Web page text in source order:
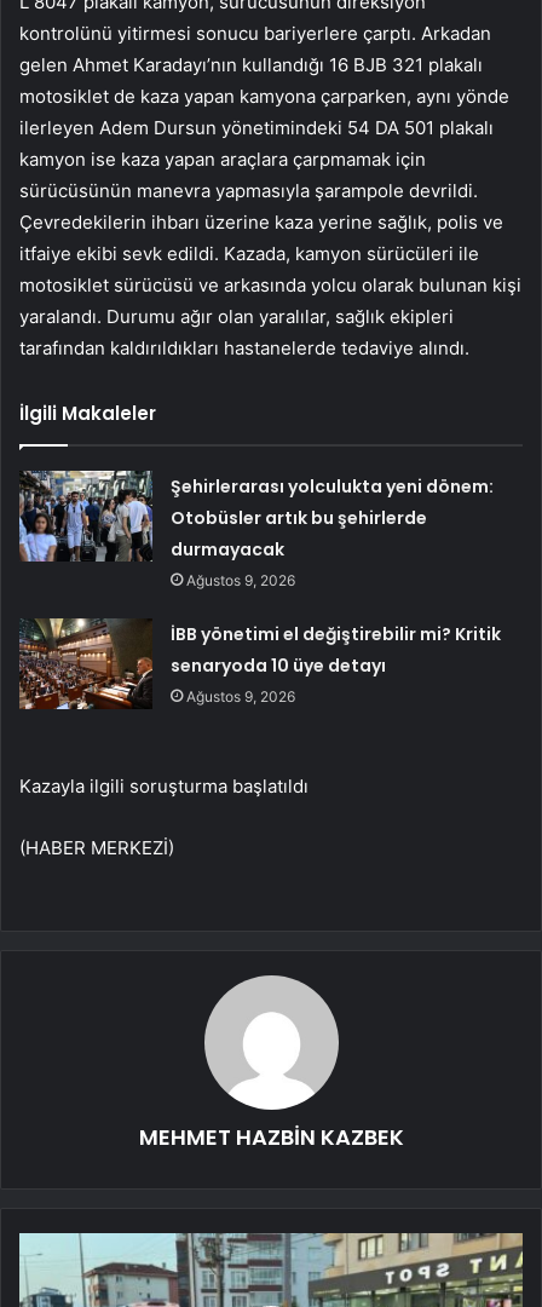
kontrolünü yitirmesi sonucu bariyerlere çarptı. Arkadan
gelen Ahmet Karadayı’nın kullandığı 16 BJB 321 plakalı
motosiklet de kaza yapan kamyona çarparken, aynı yönde
ilerleyen Adem Dursun yönetimindeki 54 DA 501 plakalı
kamyon ise kaza yapan araçlara çarpmamak için
sürücüsünün manevra yapmasıyla şarampole devrildi.
Çevredekilerin ihbarı üzerine kaza yerine sağlık, polis ve
itfaiye ekibi sevk edildi. Kazada, kamyon sürücüleri ile
motosiklet sürücüsü ve arkasında yolcu olarak bulunan kişi
yaralandı. Durumu ağır olan yaralılar, sağlık ekipleri
tarafından kaldırıldıkları hastanelerde tedaviye alındı.
İlgili Makaleler
Şehirlerarası yolculukta yeni dönem:
Otobüsler artık bu şehirlerde
durmayacak
Ağustos 9, 2026
İBB yönetimi el değiştirebilir mi? Kritik
senaryoda 10 üye detayı
Ağustos 9, 2026
Kazayla ilgili soruşturma başlatıldı
(HABER MERKEZİ)
MEHMET HAZBİN KAZBEK